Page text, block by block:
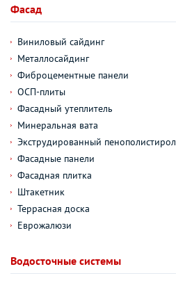
Фасад
Виниловый сайдинг
Металлосайдинг
Фиброцементные панели
ОСП-плиты
Фасадный утеплитель
Минеральная вата
Экструдированный пенополистирол
Фасадные панели
Фасадная плитка
Штакетник
Террасная доска
Еврожалюзи
Водосточные системы